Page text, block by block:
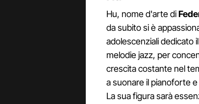
Hu, nome d'arte di
da subito si è
adolescenziali dedicato
melodie jazz, per
crescita costante nel
a suonare il pianoforte
La sua figura sarà